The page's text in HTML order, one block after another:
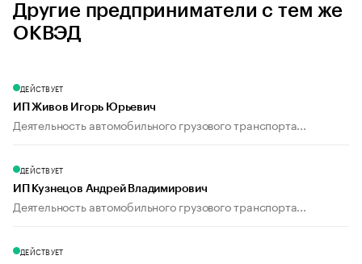
Другие предприниматели с тем же
ОКВЭД
ДЕЙСТВУЕТ
ИП Живов Игорь Юрьевич
Деятельность автомобильного грузового транспорта...
ДЕЙСТВУЕТ
ИП Кузнецов Андрей Владимирович
Деятельность автомобильного грузового транспорта...
ДЕЙСТВУЕТ